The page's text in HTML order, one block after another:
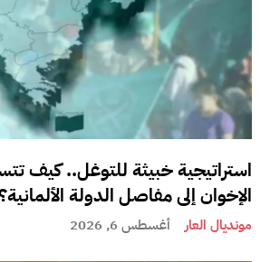
استراتيجية خبيثة للتوغل.. كيف
الإخوان إلى مفاصل الدولة
مونديال العار أغسطس 6, 2026